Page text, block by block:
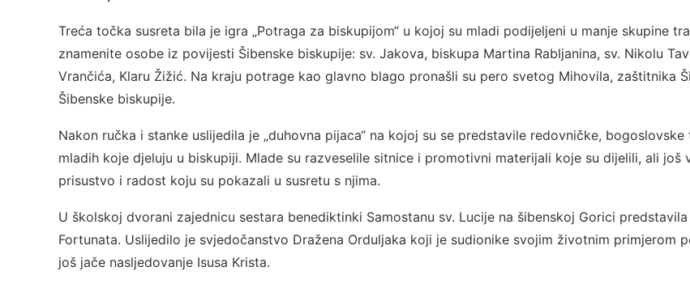
Treća točka susreta bila je igra „Potraga za biskupijom“ u kojoj su mladi podijeljeni u manje skupine
znamenite osobe iz povijesti Šibenske biskupije: sv. Jakova, biskupa Martina Rabljanina, sv. Nikolu
Vrančića, Klaru Žižić. Na kraju potrage kao glavno blago pronašli su pero svetog Mihovila, zaštitnika
Šibenske biskupije.
Nakon ručka i stanke uslijedila je „duhovna pijaca“ na kojoj su se predstavile redovničke, bogoslovske
mladih koje djeluju u biskupiji. Mlade su razveselile sitnice i promotivni materijali koje su dijelili, ali još
prisustvo i radost koju su pokazali u susretu s njima.
U školskoj dvorani zajednicu sestara benediktinki Samostanu sv. Lucije na šibenskoj Gorici predstavila
Fortunata. Uslijedilo je svjedočanstvo Dražena Orduljaka koji je sudionike svojim životnim primjerom
još jače nasljedovanje Isusa Krista.